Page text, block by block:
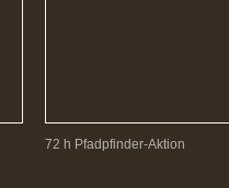
72 h Pfadpfinder-Aktion